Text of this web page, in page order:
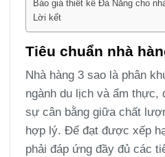
Báo giá thiết kế Đà Nẵng cho
Lời kết
Tiêu chuẩn nhà
Nhà hàng 3 sao là phân
ngành du lịch và ẩm thực,
sự cân bằng giữa chất
hợp lý. Để đạt được xếp
phải đáp ứng đầy đủ các